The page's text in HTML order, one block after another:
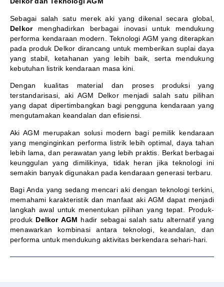
Sebagai salah satu merek aki yang dikenal secara global,
Delkormenghadirkan berbagai inovasi untuk mendukung
performa kendaraan modern. Teknologi AGM yang diterapkan
pada produk Delkor dirancang untuk memberikan suplai daya
yang stabil, ketahanan yang lebih baik, serta mendukung
kebutuhan listrik kendaraan masa kini.
Dengan kualitas material dan proses produksi yang
terstandarisasi, aki AGM Delkor menjadi salah satu pilihan
yang dapat dipertimbangkan bagi pengguna kendaraan yang
mengutamakan keandalan dan efisiensi.
Aki AGM merupakan solusi modern bagi pemilik kendaraan
yang menginginkan performa listrik lebih optimal, daya tahan
lebih lama, dan perawatan yang lebih praktis. Berkat berbagai
keunggulan yang dimilikinya, tidak heran jika teknologi ini
semakin banyak digunakan pada kendaraan generasi terbaru.
Bagi Anda yang sedang mencari aki dengan teknologi terkini,
memahami karakteristik dan manfaat aki AGM dapat menjadi
langkah awal untuk menentukan pilihan yang tepat. Produk-
produk Delkor AGM hadir sebagai salah satu alternatif yang
menawarkan kombinasi antara teknologi, keandalan, dan
performa untuk mendukung aktivitas berkendara sehari-hari.